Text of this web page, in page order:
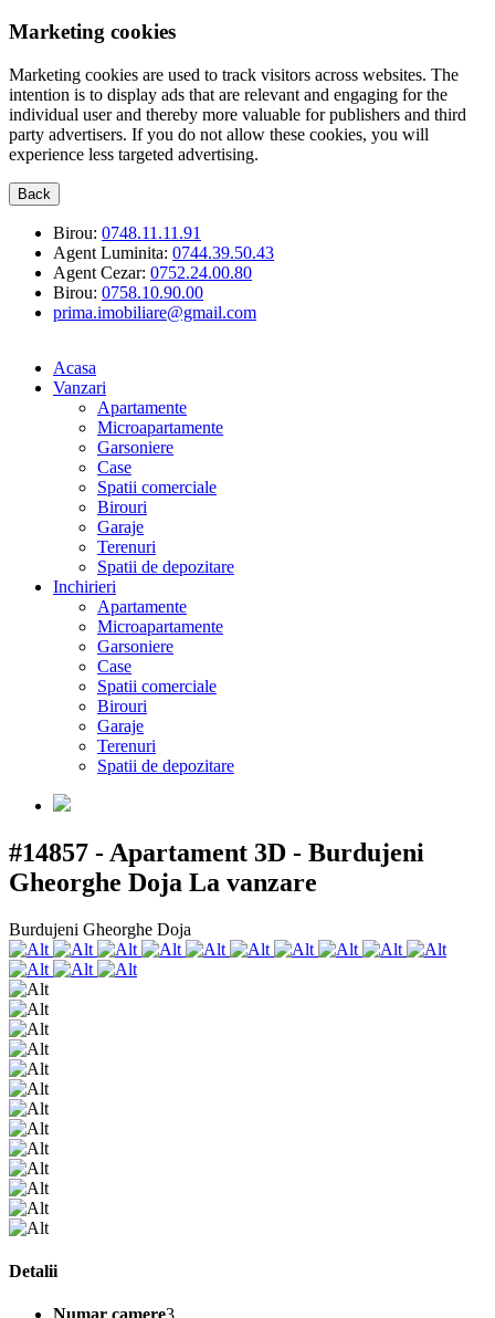
Marketing cookies
Marketing cookies are used to track visitors across websites. The
intention is to display ads that are relevant and engaging for the
individual user and thereby more valuable for publishers and third
party advertisers. If you do not allow these cookies, you will
experience less targeted advertising.
Back
Birou: 0748.11.11.91
Agent Luminita: 0744.39.50.43
Agent Cezar: 0752.24.00.80
Birou: 0758.10.90.00
prima.imobiliare@gmail.com
Acasa
Vanzari
Apartamente
Microapartamente
Garsoniere
Case
Spatii comerciale
Birouri
Garaje
Terenuri
Spatii de depozitare
Inchirieri
Apartamente
Microapartamente
Garsoniere
Case
Spatii comerciale
Birouri
Garaje
Terenuri
Spatii de depozitare
#14857 - Apartament 3D - Burdujeni
Gheorghe Doja La vanzare
Burdujeni Gheorghe Doja
Detalii